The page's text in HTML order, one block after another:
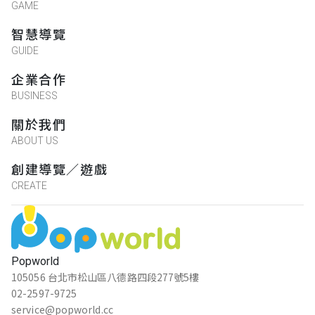
Popworld
105056 台北市松山區八德路四段277號5樓
02-2597-9725
service@popworld.cc
GAME
智慧導覽
GUIDE
企業合作
BUSINESS
關於我們
ABOUT US
創建導覽／遊戲
CREATE